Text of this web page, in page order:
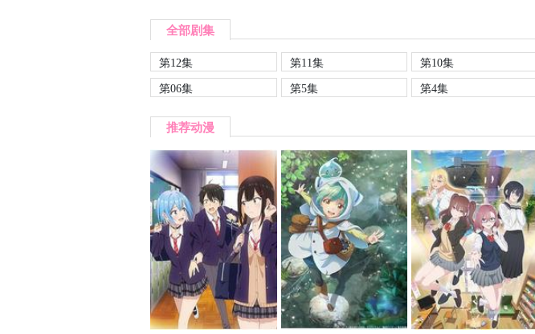
全部剧集
第12集 第11集 第10集
第06集
第5集 第4集
推荐动漫